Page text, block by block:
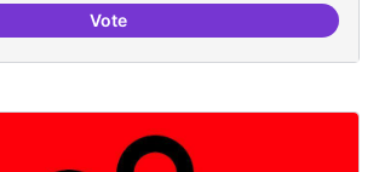
Vote3-4 centres-lab internacionals